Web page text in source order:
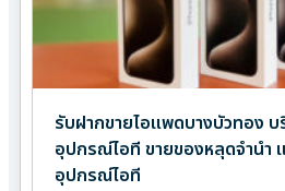
รับฝากขายไอแพดบางบัวทอง บ
อุปกรณ์ไอที ขายของหลุดจำนำ
อุปกรณ์ไอที